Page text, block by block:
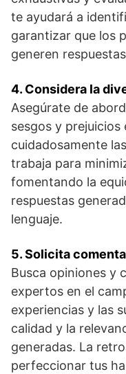
te ayudará a
garantizar que los
generen
4. Considera la
Asegúrate de
sesgos y prejuicios
cuidadosamente
trabaja para
fomentando la
respuestas
lenguaje.
5. Solicita
Busca opiniones y
expertos en el
experiencias y las
calidad y la
generadas. La
perfeccionar tus